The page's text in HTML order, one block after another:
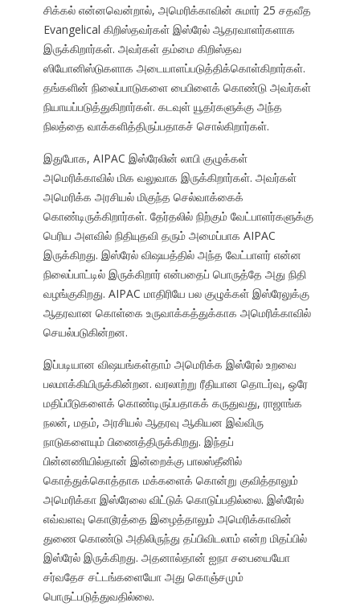
சிக்கல் என்னவென்றால், அமெரிக்காவின் சுமார் 25 சதவீத
Evangelical கிறிஸ்தவர்கள் இஸ்ரேல் ஆதரவாளர்களாக
இருக்கிறார்கள். அவர்கள் தம்மை கிறிஸ்தவ
ஸியோனிஸ்டுகளாக அடையாளப்படுத்திக்கொள்கிறார்கள்.
தங்களின் நிலைப்பாடுகளை பைபிளைக் கொண்டு அவர்கள்
நியாயப்படுத்துகிறார்கள். கடவுள் யூதர்களுக்கு அந்த
நிலத்தை வாக்களித்திருப்பதாகச் சொல்கிறார்கள்.
இதுபோக, AIPAC இஸ்ரேலின் லாபி குழுக்கள்
அமெரிக்காவில் மிக வலுவாக இருக்கிறார்கள். அவர்கள்
அமெரிக்க அரசியல் மிகுந்த செல்வாக்கைக்
கொண்டிருக்கிறார்கள். தேர்தலில் நிற்கும் வேட்பாளர்களுக்கு
பெரிய அளவில் நிதியுதவி தரும் அமைப்பாக AIPAC
இருக்கிறது. இஸ்ரேல் விஷயத்தில் அந்த வேட்பாளர் என்ன
நிலைப்பாட்டில் இருக்கிறார் என்பதைப் பொருத்தே அது நிதி
வழங்குகிறது. AIPAC மாதிரியே பல குழுக்கள் இஸ்ரேலுக்கு
ஆதரவான கொள்கை உருவாக்கத்துக்காக அமெரிக்காவில்
செயல்படுகின்றன.
இப்படியான விஷயங்கள்தாம் அமெரிக்க இஸ்ரேல் உறவை
பலமாக்கியிருக்கின்றன. வரலாற்று ரீதியான தொடர்வு, ஒரே
மதிப்பீடுகளைக் கொண்டிருப்பதாகக் கருதுவது, ராஜாங்க
நலன், மதம், அரசியல் ஆதரவு ஆகியன இவ்விரு
நாடுகளையும் பிணைத்திருக்கிறது. இந்தப்
பின்னணியில்தான் இன்றைக்கு பாலஸ்தீனில்
கொத்துக்கொத்தாக மக்களைக் கொன்று குவித்தாலும்
அமெரிக்கா இஸ்ரேலை விட்டுக் கொடுப்பதில்லை. இஸ்ரேல்
எவ்வளவு கொடூரத்தை இழைத்தாலும் அமெரிக்காவின்
துணை கொண்டு அதிலிருந்து தப்பிவிடலாம் என்ற மிதப்பில்
இஸ்ரேல் இருக்கிறது. அதனால்தான் ஐநா சபையையோ
சர்வதேச சட்டங்களையோ அது கொஞ்சமும்
பொருட்படுத்துவதில்லை.